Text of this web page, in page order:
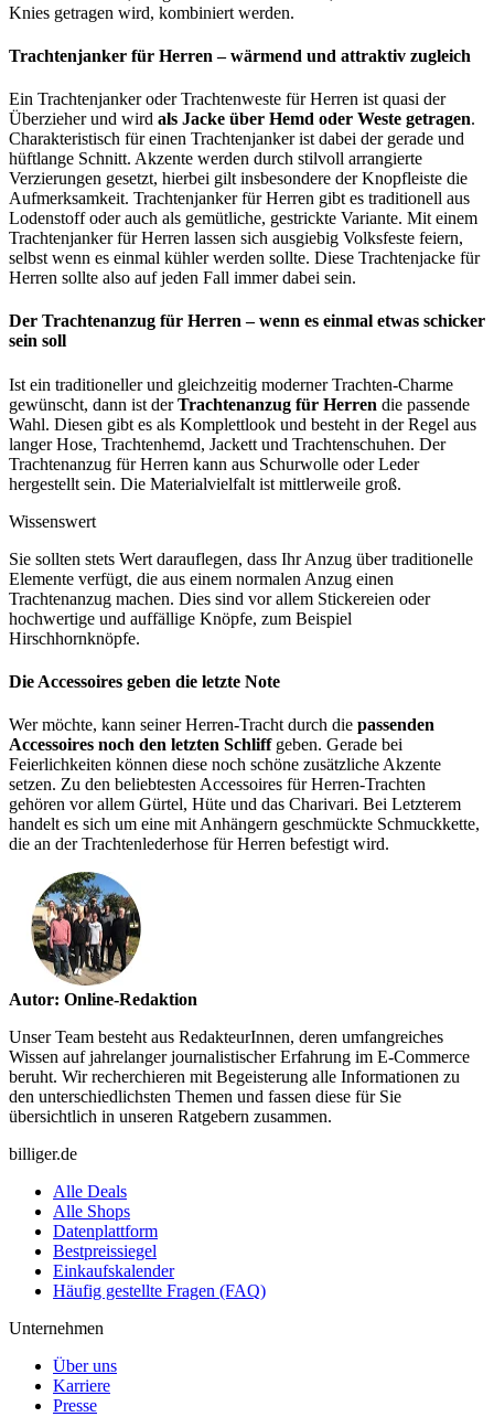
Knies getragen wird, kombiniert werden.
Trachtenjanker für Herren – wärmend und attraktiv zugleich
Ein Trachtenjanker oder Trachtenweste für Herren ist quasi der
Überzieher und wird als Jacke über Hemd oder Weste getragen.
Charakteristisch für einen Trachtenjanker ist dabei der gerade und
hüftlange Schnitt. Akzente werden durch stilvoll arrangierte
Verzierungen gesetzt, hierbei gilt insbesondere der Knopfleiste die
Aufmerksamkeit. Trachtenjanker für Herren gibt es traditionell aus
Lodenstoff oder auch als gemütliche, gestrickte Variante. Mit einem
Trachtenjanker für Herren lassen sich ausgiebig Volksfeste feiern,
selbst wenn es einmal kühler werden sollte. Diese Trachtenjacke für
Herren sollte also auf jeden Fall immer dabei sein.
Der Trachtenanzug für Herren – wenn es einmal etwas schicker
sein soll
Ist ein traditioneller und gleichzeitig moderner Trachten-Charme
gewünscht, dann ist derTrachtenanzug für Herren die passende
Wahl. Diesen gibt es als Komplettlook und besteht in der Regel aus
langer Hose, Trachtenhemd, Jackett und Trachtenschuhen. Der
Trachtenanzug für Herren kann aus Schurwolle oder Leder
hergestellt sein. Die Materialvielfalt ist mittlerweile groß.
Wissenswert
Sie sollten stets Wert darauflegen, dass Ihr Anzug über traditionelle
Elemente verfügt, die aus einem normalen Anzug einen
Trachtenanzug machen. Dies sind vor allem Stickereien oder
hochwertige und auffällige Knöpfe, zum Beispiel
Hirschhornknöpfe.
Die Accessoires geben die letzte Note
Wer möchte, kann seiner Herren-Tracht durch die passenden
Accessoires noch den letzten Schliffgeben. Gerade bei
Feierlichkeiten können diese noch schöne zusätzliche Akzente
setzen. Zu den beliebtesten Accessoires für Herren-Trachten
gehören vor allem Gürtel, Hüte und das Charivari. Bei Letzterem
handelt es sich um eine mit Anhängern geschmückte Schmuckkette,
die an der Trachtenlederhose für Herren befestigt wird.
Autor: Online-Redaktion
Unser Team besteht aus RedakteurInnen, deren umfangreiches
Wissen auf jahrelanger journalistischer Erfahrung im E-Commerce
beruht. Wir recherchieren mit Begeisterung alle Informationen zu
den unterschiedlichsten Themen und fassen diese für Sie
übersichtlich in unseren Ratgebern zusammen.
billiger.de
Alle Deals
Alle Shops
Datenplattform
Bestpreissiegel
Einkaufskalender
Häufig gestellte Fragen (FAQ)
Unternehmen
Über uns
Karriere
Presse